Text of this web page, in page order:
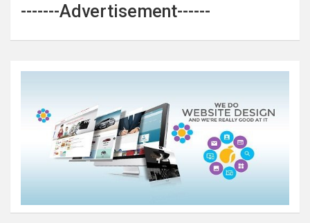
-------Advertisement------